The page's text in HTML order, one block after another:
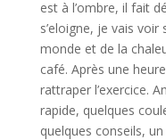
est à l’ombre, il fait
s’eloigne, je vais
monde et de la
café. Après une
rattraper l’exercice.
rapide, quelques
quelques conseils,